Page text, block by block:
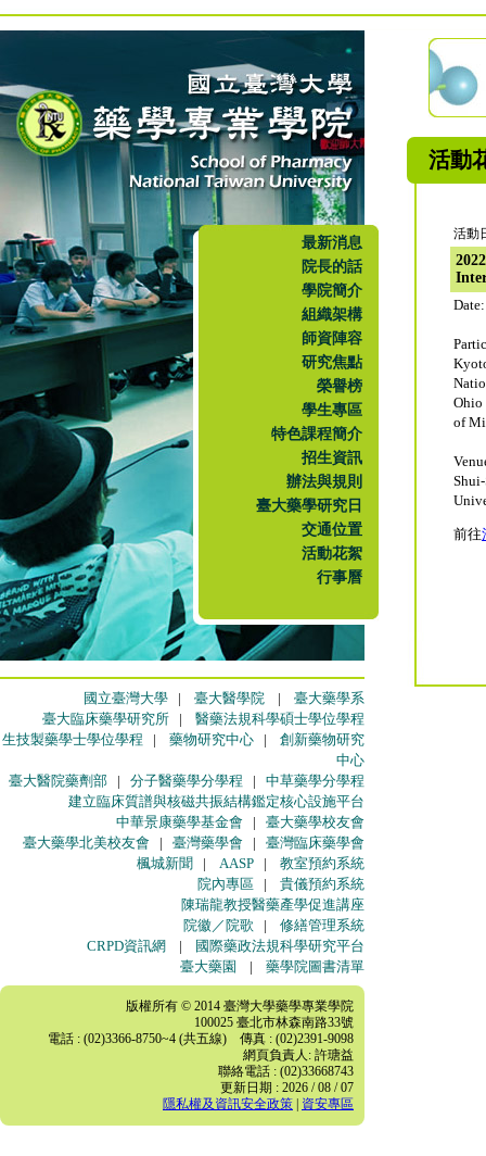
最新消息
院長的話
學院簡介
組織架構
師資陣容
研究焦點
榮譽榜
學生專區
特色課程簡介
招生資訊
辦法與規則
臺大藥學研究日
交通位置
活動花絮
行事曆
國立臺灣大學 | 臺大醫學院 | 臺大藥學系
臺大臨床藥學研究所 | 醫藥法規科學碩士學位學程
生技製藥學士學位學程 | 藥物研究中心 | 創新藥物研究
中心
臺大醫院藥劑部 | 分子醫藥學分學程 | 中草藥學分學程
建立臨床質譜與核磁共振結構鑑定核心設施平台
中華景康藥學基金會 | 臺大藥學校友會
臺大藥學北美校友會 | 臺灣藥學會 | 臺灣臨床藥學會
楓城新聞 | AASP | 教室預約系統
院內專區 | 貴儀預約系統
陳瑞龍教授醫藥產學促進講座
院徽／院歌 | 修繕管理系統
CRPD資訊網 |
國際藥政法規科學研究平台
臺大藥園
| 藥學院圖書清單
版權所有 © 2014 臺灣大學藥學專業學院
100025 臺北市林森南路33號
電話 : (02)3366-8750~4 (共五線) 傳真 : (02)2391-9098
網頁負責人: 許瑭益
聯絡電話 : (02)33668743
更新日期 : 2026 / 08 / 07
隱私權及資訊安全政策
資安專區
活動
活動
Ohio
of
前往